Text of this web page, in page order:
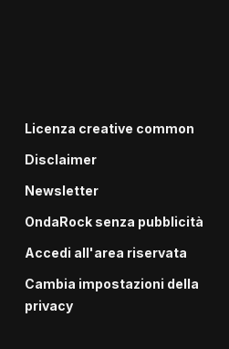
Licenza creative common
Disclaimer
Newsletter
OndaRock senza pubblicità
Accedi all'area riservata
Cambia impostazioni della
privacy